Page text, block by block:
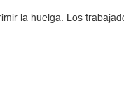
la huelga. Los